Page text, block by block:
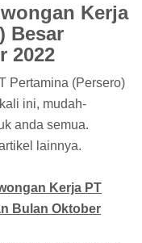
Kerja
Besar
2022
Pertamina (Persero)
ini, mudah-
anda semua.
lainnya.
Kerja PT
Bulan Oktober